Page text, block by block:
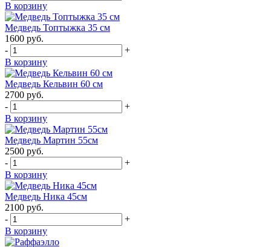
В корзину
Медведь Топтыжка 35 см
1600 руб.
-
+
В корзину
Медведь Кельвин 60 см
2700 руб.
-
+
В корзину
Медведь Мартин 55см
2500 руб.
-
+
В корзину
Медведь Ника 45см
2100 руб.
-
+
В корзину